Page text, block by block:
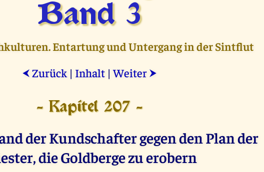
Band 3
Entartung und Untergang in der Sintflut
⮜ Zurück | Inhalt |Weiter ⮞
- Kapitel 207 -
der Kundschafter gegen den Plan der
die Goldberge zu erobern